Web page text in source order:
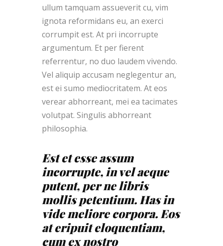
ullum tamquam assueverit cu, vim
ignota reformidans eu, an exerci
corrumpit est. At pri incorrupte
argumentum. Et per fierent
referrentur, no duo laudem vivendo.
Vel aliquip accusam neglegentur an,
est ei sumo mediocritatem. At eos
verear abhorreant, mei ea tacimates
volutpat. Singulis abhorreant
philosophia.
Est et esse assum
incorrupte, in vel aeque
putent, per ne libris
mollis petentium. Has in
vide meliore corpora. Eos
at eripuit eloquentiam,
cum ex nostro